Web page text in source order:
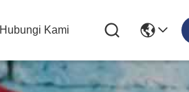
Hubungi Kami